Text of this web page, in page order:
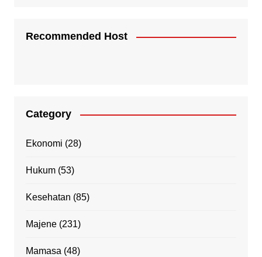
Recommended Host
Category
Ekonomi (28)
Hukum(53)
Kesehatan (85)
Majene(231)
Mamasa (48)